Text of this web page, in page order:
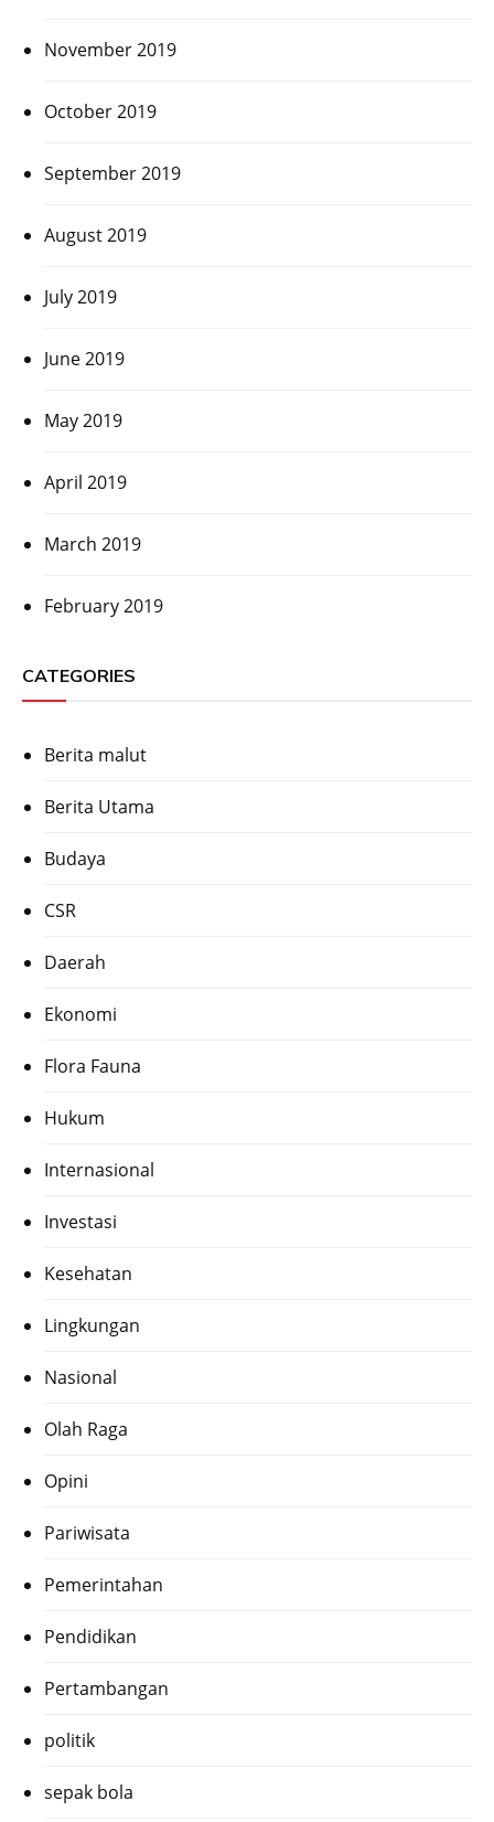
November 2019
October 2019
September 2019
August 2019
July 2019
June 2019
May 2019
April 2019
March 2019
February 2019
CATEGORIES
Berita malut
Berita Utama
Budaya
CSR
Daerah
Ekonomi
Flora Fauna
Hukum
Internasional
Investasi
Kesehatan
Lingkungan
Nasional
Olah Raga
Opini
Pariwisata
Pemerintahan
Pendidikan
Pertambangan
politik
sepak bola